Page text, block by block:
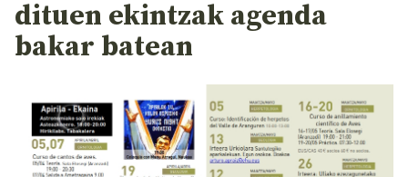
dituen ekintzak agenda
bakar batean